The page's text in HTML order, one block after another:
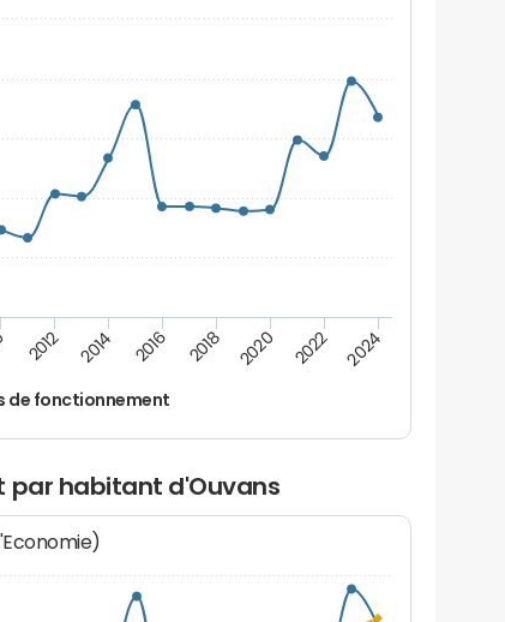
de fonctionnement
2012 2014 2016 2018 2020 2022 2024
par habitant d'Ouvans